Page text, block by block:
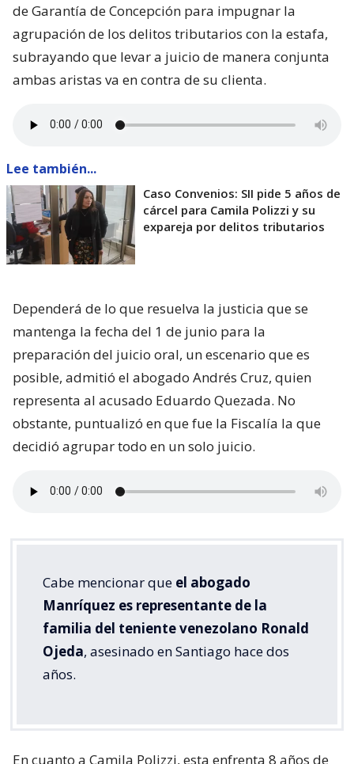
de Garantía de Concepción para impugnar la
agrupación de los delitos tributarios con la estafa,
subrayando que levar a juicio de manera conjunta
ambas aristas va en contra de su clienta.
Lee también...
Caso Convenios: SII pide 5 años de
cárcel para Camila Polizzi y su
expareja por delitos tributarios
Dependerá de lo que resuelva la justicia que se
mantenga la fecha del 1 de junio para la
preparación del juicio oral, un escenario que es
posible, admitió el abogado Andrés Cruz, quien
representa al acusado Eduardo Quezada. No
obstante, puntualizó en que fue la Fiscalía la que
decidió agrupar todo en un solo juicio.
Cabe mencionar que el abogado
Manríquez es representante de la
familia del teniente venezolano Ronald
Ojeda, asesinado en Santiago hace dos
años.
En cuanto a Camila Polizzi, esta enfrenta 8 años de